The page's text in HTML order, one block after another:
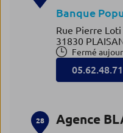
Banque
Rue Pierre Loti
31830
Fermé
28 Agence